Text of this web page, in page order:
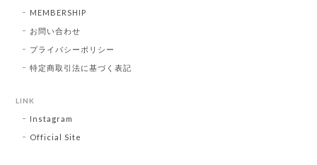
MEMBERSHIP
お問い合わせ
プライバシーポリシー
特定商取引法に基づく表記
LINK
Instagram
Official Site